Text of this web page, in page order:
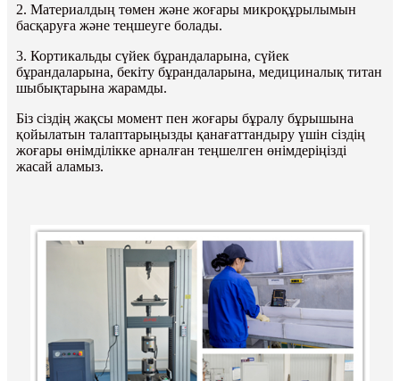
2. Материалдың төмен және жоғары микроқұрылымын
басқаруға және теңшеуге болады.
3. Кортикальды сүйек бұрандаларына, сүйек
бұрандаларына, бекіту бұрандаларына, медициналық титан
шыбықтарына жарамды.
Біз сіздің жақсы момент пен жоғары бұралу бұрышына
қойылатын талаптарыңызды қанағаттандыру үшін сіздің
жоғары өнімділікке арналған теңшелген өнімдеріңізді
жасай аламыз.